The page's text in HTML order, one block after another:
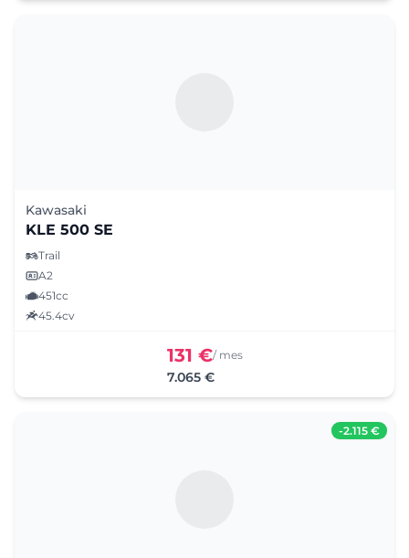
Kawasaki
KLE 500 SE
Trail
A2
451cc
45.4cv
131 €/ mes
7.065 €
-2.115 €